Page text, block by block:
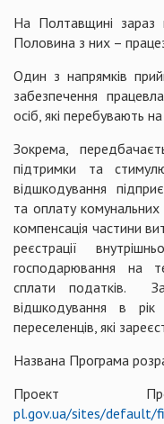
На Полтавщині
Половина з них –
Один з напрямків
забезпечення
осіб, які перебувають
Зокрема,
підтримки та
відшкодування
та оплату
компенсація частини
реєстрації
господарювання на
сплати податків. За
відшкодування в
переселенців, які
Названа Програма
Проект
pl.gov.ua/sites/default/